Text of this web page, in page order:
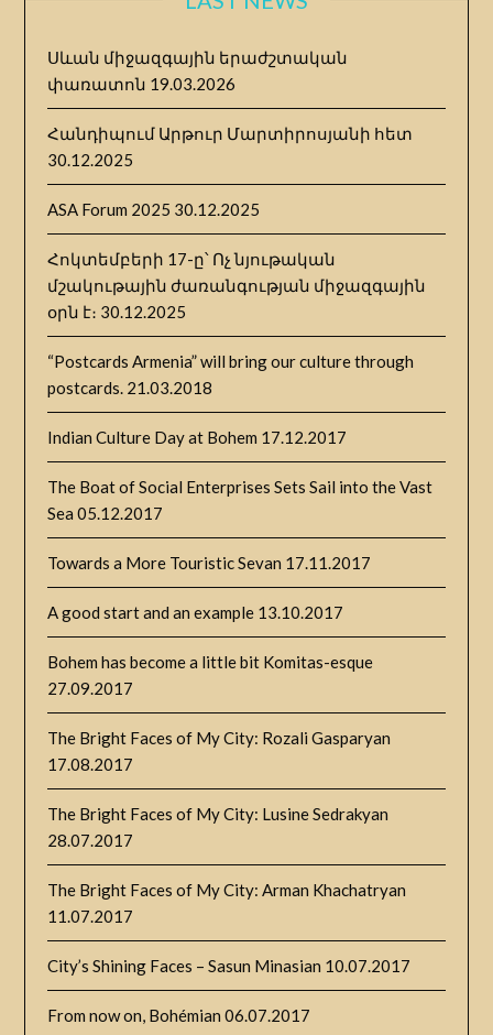
Սևան միջազգային երաժշտական
փառատոն 19.03.2026
Հանդիպում Արթուր Մարտիրոսյանի հետ
30.12.2025
ASA Forum 2025 30.12.2025
Հոկտեմբերի 17-ը՝ Ոչ նյութական
մշակութային ժառանգության միջազգային
օրն է։ 30.12.2025
“Postcards Armenia” will bring our culture through
postcards. 21.03.2018
Indian Culture Day at Bohem 17.12.2017
The Boat of Social Enterprises Sets Sail into the Vast
Sea 05.12.2017
Towards a More Touristic Sevan 17.11.2017
A good start and an example 13.10.2017
Bohem has become a little bit Komitas-esque
27.09.2017
The Bright Faces of My City: Rozali Gasparyan
17.08.2017
The Bright Faces of My City: Lusine Sedrakyan
28.07.2017
The Bright Faces of My City: Arman Khachatryan
11.07.2017
City’s Shining Faces – Sasun Minasian 10.07.2017
From now on, Bohémian 06.07.2017